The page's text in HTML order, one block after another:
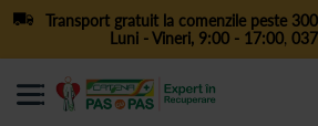
Transport gratuit la comenzile peste
Luni - Vineri, 9:00 - 17:00,